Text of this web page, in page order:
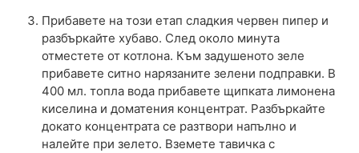
Прибавете на този етап сладкия червен пипер и
разбъркайте хубаво. След около минута
отместете от котлона. Към задушеното зеле
прибавете ситно нарязаните зелени подправки. В
400 мл. топла вода прибавете щипката лимонена
киселина и доматения концентрат. Разбъркайте
докато концентрата се разтвори напълно и
налейте при зелето. Вземете тавичка с